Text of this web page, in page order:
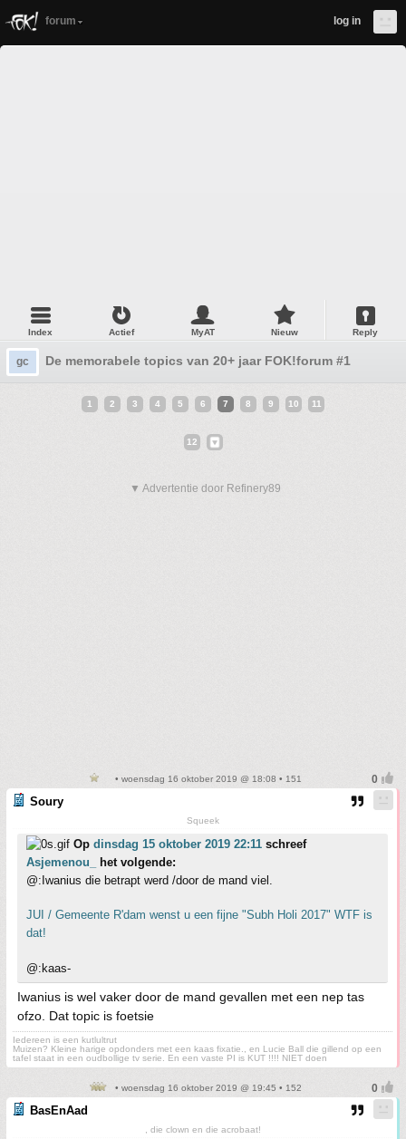
forum log in
Index Actief MyAT Nieuw Reply
gc De memorabele topics van 20+ jaar FOK!forum #1
1 2 3 4 5 6 7 8 9 10 11
12
▼ Advertentie door Refinery89
• woensdag 16 oktober 2019 @ 18:08 • 151
Soury
Squeek
Op dinsdag 15 oktober 2019 22:11 schreef
Asjemenou_
het volgende:
@:Iwanius die betrapt werd /door de mand viel.
JUI / Gemeente R'dam wenst u een fijne "Subh Holi 2017" WTF is
dat!
@:kaas-
Iwanius is wel vaker door de mand gevallen met een nep tas
ofzo. Dat topic is foetsie
Iedereen is een kutlultrut
Muizen? Kleine harige opdonders met een kaas fixatie., en Lucie Ball die gillend op een
tafel staat in een oudbollige tv serie. En een vaste PI is KUT !!!! NIET doen
• woensdag 16 oktober 2019 @ 19:45 • 152
BasEnAad
, die clown en die acrobaat!